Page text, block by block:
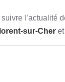
sur-Cher